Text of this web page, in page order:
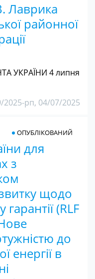
Лаврика
районної
УКРАЇНИ 4 липня
2025-pп, 04/07/2025
для
з
щодо
(RLF
до
енергії в
ОПУБЛІКОВАНИЙ